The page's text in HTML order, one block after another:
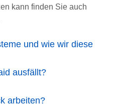
kann finden Sie auch
und wie wir diese
ausfällt?
arbeiten?